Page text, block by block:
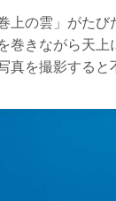
上の雲」がた
巻きながら天
真を撮影する